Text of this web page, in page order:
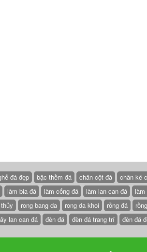
đá đẹp bậc thềm đá chân cột đá chân kê
làm bia đá làm cổng đá làm lan can đá làm
rong bang da rong da khoi rồng đá
lan can đá đèn đá đèn đá trang trí đèn đá